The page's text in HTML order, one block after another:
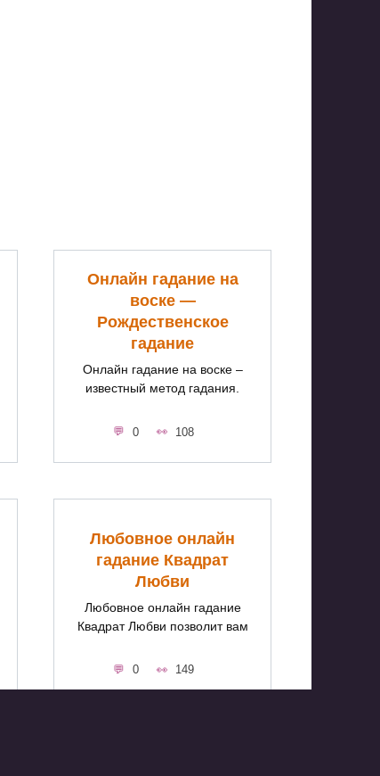
Онлайн гадание на
воске —
Рождественское
гадание
Онлайн гадание на воске –
известный метод гадания.
0 108
Любовное онлайн
гадание Квадрат
Любви
Любовное онлайн гадание
Квадрат Любви позволит вам
0 149